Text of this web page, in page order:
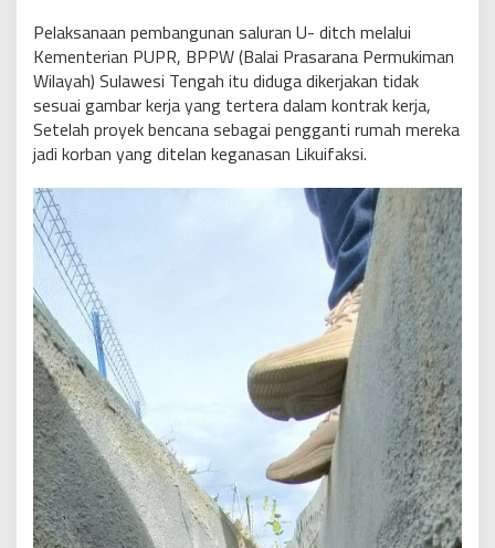
Pelaksanaan pembangunan saluran U- ditch melalui
Kementerian PUPR, BPPW (Balai Prasarana Permukiman
Wilayah) Sulawesi Tengah itu diduga dikerjakan tidak
sesuai gambar kerja yang tertera dalam kontrak kerja,
Setelah proyek bencana sebagai pengganti rumah mereka
jadi korban yang ditelan keganasan Likuifaksi.